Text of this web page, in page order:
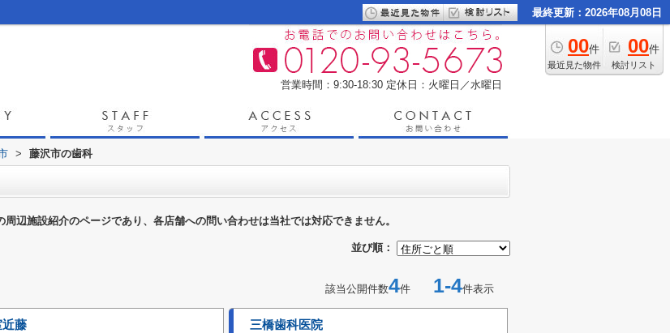
最終更新：2026年08月08日
00件
最近見た物件
00件
検討リスト
営業時間：9:30-18:30 定休日：火曜日／水曜日
> 藤沢市の歯科
辺施設紹介のページであり、各店舗への問い合わせは当社では対応できません。
並び順：
該当公開件数4件 1-4件表示
近藤 三橋歯科医院